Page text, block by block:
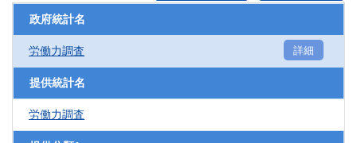
政府統計名
労働力調査 詳細
提供統計名
労働力調査